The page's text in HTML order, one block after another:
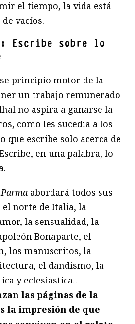
el tiempo, la vida está
vacíos.
Escribe sobre lo
principio motor de la
un trabajo remunerado
no aspira a ganarse la
como les sucedía a los
que escribe solo acerca de
en una palabra, lo
abordará todos sus
norte de Italia, la
la sensualidad, la
Bonaparte, el
los manuscritos, la
el dandismo, la
y eclesiástica…
las páginas de la
la impresión de que